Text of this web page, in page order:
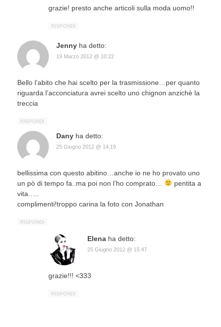
grazie! presto anche articoli sulla moda uomo!!
RISPONDI
Jenny ha detto:
19 Marzo 2012 @ 10:22
Bello l’abito che hai scelto per la trasmissione…per quanto
riguarda l’acconciatura avrei scelto uno chignon anzichè la
treccia
RISPONDI
Dany ha detto:
25 Giugno 2012 @ 14:19
bellissima con questo abitino…anche io ne ho provato uno
un pò di tempo fa..ma poi non l’ho comprato…
pentita a
vita…..
complimenti!troppo carina la foto con Jonathan
RISPONDI
Elena ha detto:
25 Giugno 2012 @ 15:47
grazie!!! <333
RISPONDI